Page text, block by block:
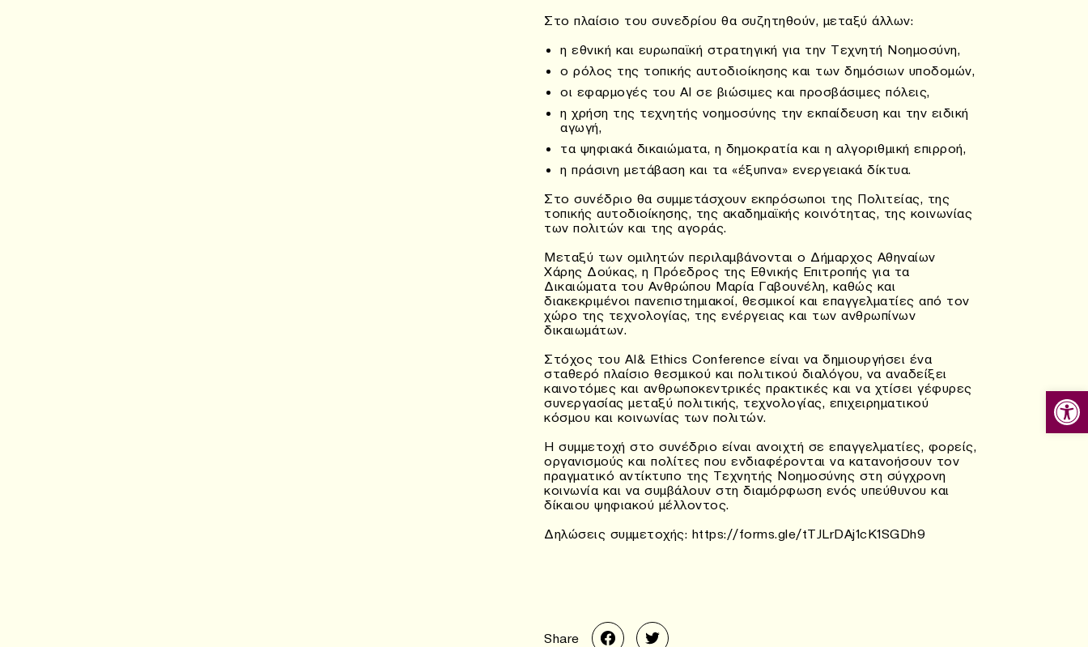
Στο πλαίσιο του συνεδρίου θα συζητηθούν, μεταξύ άλλων:
η εθνική και ευρωπαϊκή στρατηγική για την Τεχνητή Νοημοσύνη,
ο ρόλος της τοπικής αυτοδιοίκησης και των δημόσιων υποδομών,
οι εφαρμογές του AI σε βιώσιμες και προσβάσιμες πόλεις,
η χρήση της τεχνητής νοημοσύνης την εκπαίδευση και την ειδική
αγωγή,
τα ψηφιακά δικαιώματα, η δημοκρατία και η αλγοριθμική επιρροή,
η πράσινη μετάβαση και τα «έξυπνα» ενεργειακά δίκτυα.
Στο συνέδριο θα συμμετάσχουν εκπρόσωποι της Πολιτείας, της
τοπικής αυτοδιοίκησης, της ακαδημαϊκής κοινότητας, της κοινωνίας
των πολιτών και της αγοράς.
Μεταξύ των ομιλητών περιλαμβάνονται ο Δήμαρχος Αθηναίων
Χάρης Δούκας, η Πρόεδρος της Εθνικής Επιτροπής για τα
Δικαιώματα του Ανθρώπου Μαρία Γαβουνέλη, καθώς και
διακεκριμένοι πανεπιστημιακοί, θεσμικοί και επαγγελματίες από τον
χώρο της τεχνολογίας, της ενέργειας και των ανθρωπίνων
δικαιωμάτων.
Στόχος του AI& Ethics Conference είναι να δημιουργήσει ένα
σταθερό πλαίσιο θεσμικού και πολιτικού διαλόγου, να αναδείξει
καινοτόμες και ανθρωποκεντρικές πρακτικές και να χτίσει γέφυρες
συνεργασίας μεταξύ πολιτικής, τεχνολογίας, επιχειρηματικού
κόσμου και κοινωνίας των πολιτών.
Η συμμετοχή στο συνέδριο είναι ανοιχτή σε επαγγελματίες, φορείς,
οργανισμούς και πολίτες που ενδιαφέρονται να κατανοήσουν τον
πραγματικό αντίκτυπο της Τεχνητής Νοημοσύνης στη σύγχρονη
κοινωνία και να συμβάλουν στη διαμόρφωση ενός υπεύθυνου και
δίκαιου ψηφιακού μέλλοντος.
Δηλώσεις συμμετοχής: https://forms.gle/tTJLrDAj1cK1SGDh9
Share